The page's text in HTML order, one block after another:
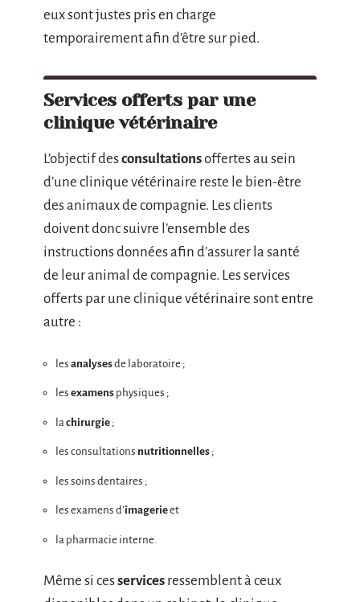
eux sont justes pris en charge
temporairement afin d’être sur pied.
Services offerts par une
clinique vétérinaire
L’objectif desconsultationsoffertes au sein
d’une clinique vétérinaire reste le bien-être
des animaux de compagnie. Les clients
doivent donc suivre l’ensemble des
instructions données afin d’assurer la santé
de leur animal de compagnie. Les services
offerts par une clinique vétérinaire sont entre
autre :
les analysesde laboratoire ;
les examens physiques ;
la chirurgie ;
les consultations nutritionnelles ;
les soins dentaires ;
les examens d’imagerieet
la pharmacie interne.
Même si cesservices ressemblent à ceux